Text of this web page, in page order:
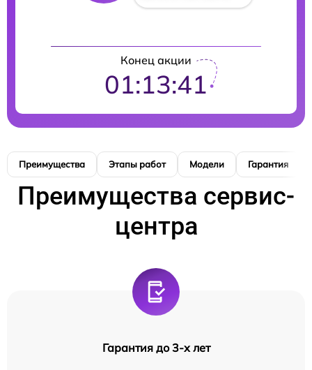
Конец акции
01:13:40
Преимущества Этапы работ Модели Гарантия
Преимущества сервис-
центра
Гарантия до 3-х лет